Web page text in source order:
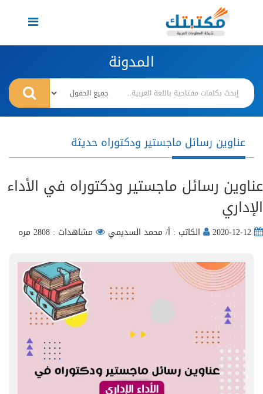
Toggle
navigation
المدونة
عناوين رسائل ماجستير ودكتوراه حديثة
عناوين رسائل ماجستير ودكتوراه في الأداء
الإداري
الكاتب : أ/ محمد السديمي مشاهدات : 2808 مره